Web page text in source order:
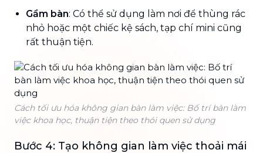
Gầm bàn: Có thể sử dụng làm nơi để thùng rác
nhỏ hoặc một chiếc kệ sách, tạp chí mini cũng
rất thuận tiện.
Cách tối ưu hóa không gian bàn làm việc: Bố trí bàn làm
việc khoa học, thuận tiện theo thói quen sử dụng
Bước 4: Tạo không gian làm việc thoải mái